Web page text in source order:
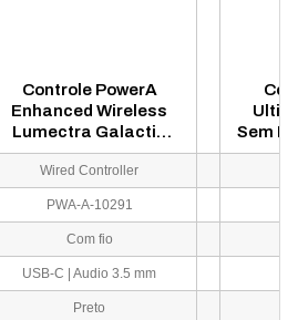
Controle PowerA
Enhanced Wireless
Lumectra Galactic
para Xbox One - PWA-
A-10291
Sem
Wired Controller
PWA-A-10291
Com fio
USB-C | Audio 3.5 mm
Preto